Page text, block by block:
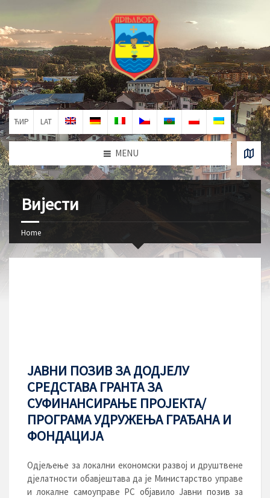
ЋИР LAT
MENU
Вијести
Home
ЈАВНИ ПОЗИВ ЗА ДОДЈЕЛУ
СРЕДСТАВА ГРАНТА ЗА
СУФИНАНСИРАЊЕ ПРОЈЕКТА/
ПРОГРАМА УДРУЖЕЊА ГРАЂАНА И
ФОНДАЦИЈА
Одјељење за локални економски развој и друштвене
дјелатности обавјештава да је Министарство управе
и локалне самоуправе РС објавило Јавни позив за